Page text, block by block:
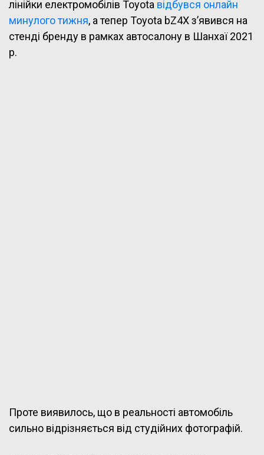
лінійки електромобілів Toyota відбувся онлайн
минулого тижня, а тепер Toyota bZ4X з’явився на
стенді бренду в рамках автосалону в Шанхаї 2021
р.
Проте виявилось, що в реальності автомобіль
сильно відрізняється від студійних фотографій.